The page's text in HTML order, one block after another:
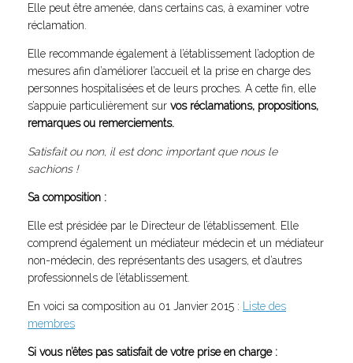
Elle peut être amenée, dans certains cas, à examiner votre
réclamation.
Elle recommande également à l’établissement l’adoption de
mesures afin d’améliorer l’accueil et la prise en charge des
personnes hospitalisées et de leurs proches. A cette fin, elle
s’appuie particulièrement sur vos réclamations, propositions,
remarques ou remerciements.
Satisfait ou non, il est donc important que nous le
sachions !
Sa composition :
Elle est présidée par le Directeur de l’établissement. Elle
comprend également un médiateur médecin et un médiateur
non-médecin, des représentants des usagers, et d’autres
professionnels de l’établissement.
En voici sa composition au 01 Janvier 2015 : Liste des
membres
Si vous n’êtes pas satisfait de votre prise en charge :